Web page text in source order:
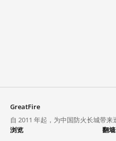
GreatFire
自 2011 年起，为中国防火长城带来
浏览
翻